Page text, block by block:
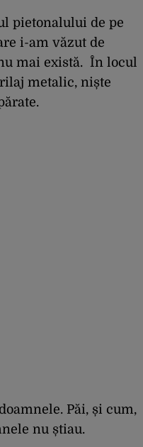
pietonalului de pe
i-am văzut de
mai există. În locul
metalic, niște
Păi, și cum,
nu știau.